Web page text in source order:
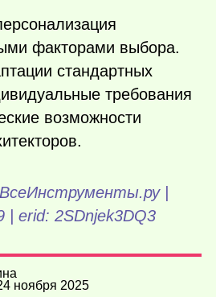
факторами выбора.
стандартных
требования
возможности
|
| erid: 2SDnjek3DQ3
ноября 2025